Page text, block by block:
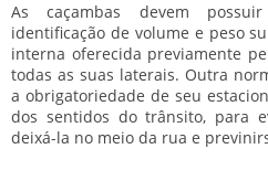
As caçambas devem
identificação de volume e peso
interna oferecida previamente
todas as suas laterais. Outra
a obrigatoriedade de seu
dos sentidos do trânsito, para
deixá-la no meio da rua e